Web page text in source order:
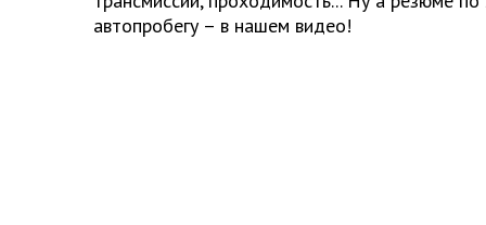
автопробегу – в нашем видео!